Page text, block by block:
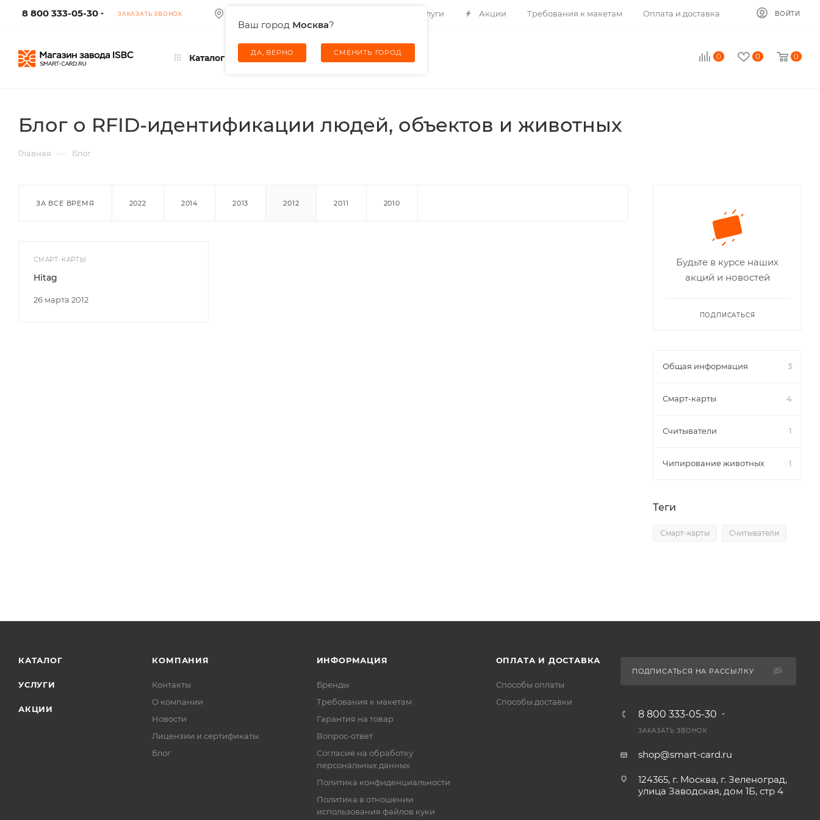
8 800 333-05-30 ЗАКАЗАТЬ ЗВОНОК
Ваш город Москва?
ДА, ВЕРНО СМЕНИТЬ ГОРОД
Услуги Акции Требования к макетам Оплата и доставка ВОЙТИ
Каталог 0 0 0
Блог о RFID-идентификации людей, объектов и животных
Главная — Блог
ЗА ВСЕ ВРЕМЯ 2022 2014 2013 2012 2011 2010
СМАРТ-КАРТЫ
26 марта 2012
Hitag
Будьте в курсе наших
акций и новостей
ПОДПИСАТЬСЯ
Общая информация 3
Смарт-карты 4
Считыватели 1
Чипирование животных 1
Теги
Смарт-карты Считыватели
КАТАЛОГ
УСЛУГИ
АКЦИИ
КОМПАНИЯ
Контакты
О компании
Новости
Лицензии и сертификаты
Блог
ИНФОРМАЦИЯ
Бренды
Требования к макетам
Гарантия на товар
Вопрос-ответ
Согласие на обработку
персональных данных
Политика конфиденциальности
Политика в отношении
использования файлов куки
ОПЛАТА И ДОСТАВКА
Способы оплаты
Способы доставки
ПОДПИСАТЬСЯ НА РАССЫЛКУ
8 800 333-05-30
ЗАКАЗАТЬ ЗВОНОК
shop@smart-card.ru
124365, г. Москва, г. Зеленоград,
улица Заводская, дом 1Б, стр 4